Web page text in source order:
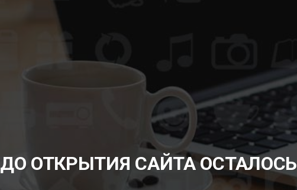
ДО ОТКРЫТИЯ САЙТА ОСТАЛОСЬ